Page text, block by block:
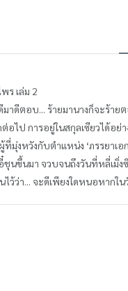
ร เล่ม 2
าดีตอบ... ร้ายมานางก็จะร้าย
อไป การอยู่ในสกุลเซียวได้อ
มุ่งหวังกับตำแหน่ง ‘ภรรยาเ
อี๋ชุนขึ้นมา จวบจนถึงวันที่หลี่เ
ไว้ว่า... จะดีเพียงใดหนอหาก